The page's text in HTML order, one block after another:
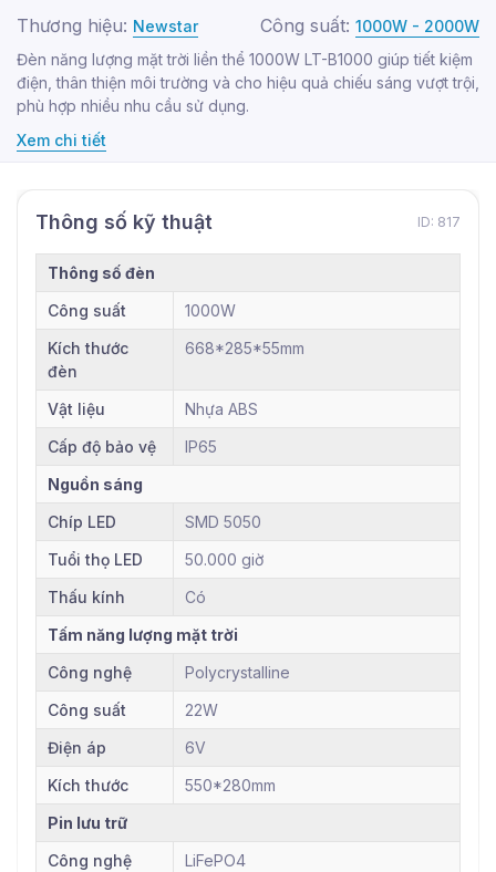
Thương hiệu: Newstar Công suất: 1000W - 2000W
Đèn năng lượng mặt trời liền thể 1000W LT-B1000 giúp tiết kiệm
điện, thân thiện môi trường và cho hiệu quả chiếu sáng vượt trội,
phù hợp nhiều nhu cầu sử dụng.
Xem chi tiết
Thông số kỹ thuật ID: 817
Thông số đèn
Công suất
1000W
Kích thước
đèn
668*285*55mm
Vật liệu
Nhựa ABS
Cấp độ bảo vệ
IP65
Nguồn sáng
Chíp LED
SMD 5050
Tuổi thọ LED
50.000 giờ
Thấu kính
Có
Tấm năng lượng mặt trời
Công nghệ
Polycrystalline
Công suất
22W
Điện áp
6V
Kích thước
550*280mm
Pin lưu trữ
Công nghệ
LiFePO4